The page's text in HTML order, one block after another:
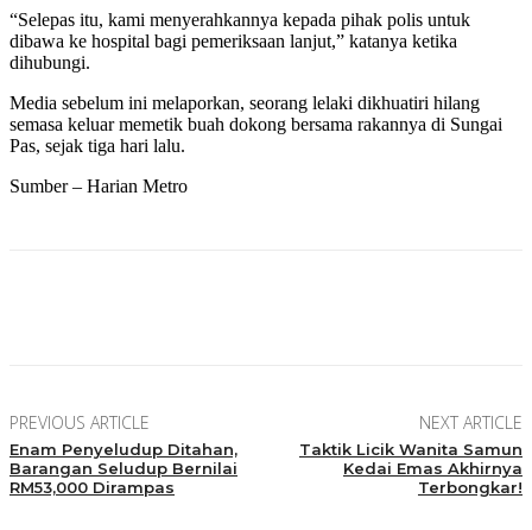
“Selepas itu, kami menyerahkannya kepada pihak polis untuk
dibawa ke hospital bagi pemeriksaan lanjut,” katanya ketika
dihubungi.
Media sebelum ini melaporkan, seorang lelaki dikhuatiri hilang
semasa keluar memetik buah dokong bersama rakannya di Sungai
Pas, sejak tiga hari lalu.
Sumber – Harian Metro
PREVIOUS ARTICLE
Enam Penyeludup Ditahan,
Barangan Seludup Bernilai
RM53,000 Dirampas
NEXT ARTICLE
Taktik Licik Wanita Samun
Kedai Emas Akhirnya
Terbongkar!